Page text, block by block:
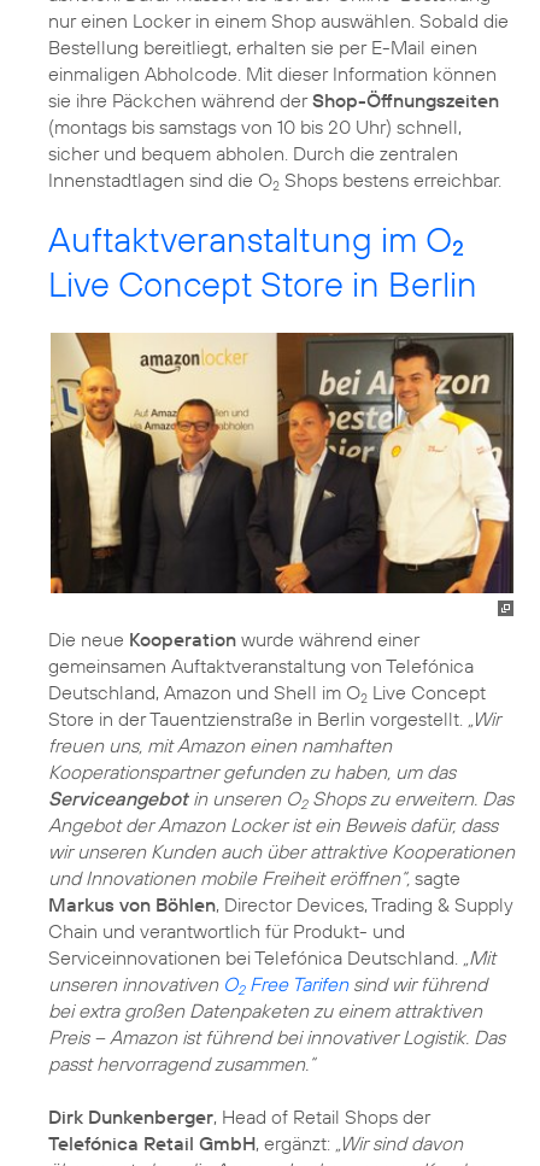
nur einen Locker in einem Shop auswählen. Sobald die
Bestellung bereitliegt, erhalten sie per E-Mail einen
einmaligen Abholcode. Mit dieser Information können
sie ihre Päckchen während derShop-Öffnungszeiten
(montags bis samstags von 10 bis 20 Uhr) schnell,
sicher und bequem abholen. Durch die zentralen
Innenstadtlagen sind die O2 Shops bestens erreichbar.
Auftaktveranstaltung im O2
Live Concept Store in Berlin
Die neue Kooperation wurde während einer
gemeinsamen Auftaktveranstaltung von Telefónica
Deutschland, Amazon und Shell im O2 Live Concept
Store in der Tauentzienstraße in Berlin vorgestellt. „Wir
freuen uns, mit Amazon einen namhaften
Kooperationspartner gefunden zu haben, um das
Serviceangebotin unseren O2Shops zu erweitern. Das
Angebot der Amazon Locker ist ein Beweis dafür, dass
wir unseren Kunden auch über attraktive Kooperationen
und Innovationen mobile Freiheit eröffnen“, sagte
Markus von Böhlen, Director Devices, Trading & Supply
Chain und verantwortlich für Produkt- und
Serviceinnovationen bei Telefónica Deutschland. „Mit
unseren innovativen O2Free Tarifensind wir führend
bei extra großen Datenpaketen zu einem attraktiven
Preis – Amazon ist führend bei innovativer Logistik. Das
passt hervorragend zusammen.“
Dirk Dunkenberger, Head of Retail Shops der
Telefónica Retail GmbH, ergänzt: „Wir sind davon